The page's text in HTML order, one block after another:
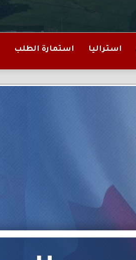
استراليا استمارة الطلب